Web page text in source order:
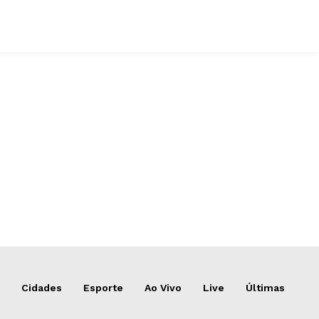
Cidades Esporte Ao Vivo Live Últimas